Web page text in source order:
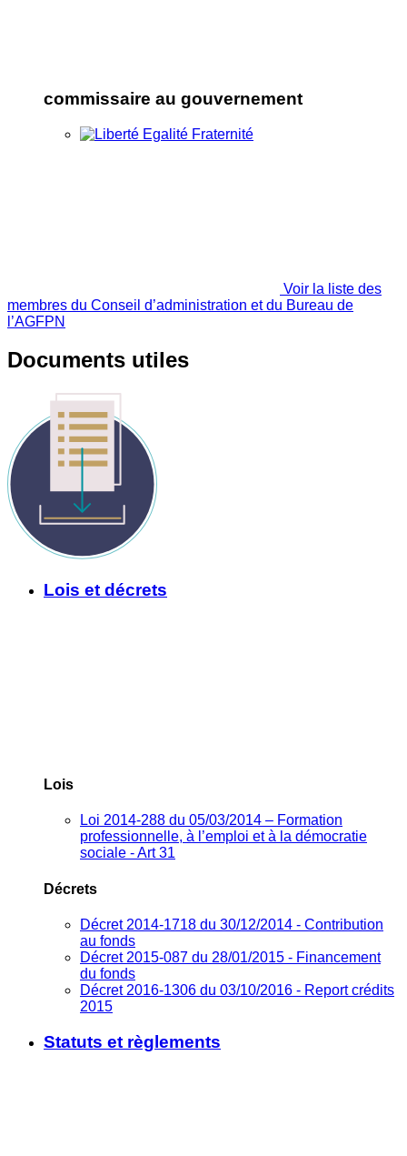
commissaire au gouvernement
Voir la liste des
membres du Conseil d’administration et du Bureau de
l’AGFPN
Documents utiles
Lois et décrets
Lois
Loi 2014-288 du 05/03/2014 – Formation
professionnelle, à l’emploi et à la démocratie
sociale - Art 31
Décrets
Décret 2014-1718 du 30/12/2014 - Contribution
au fonds
Décret 2015-087 du 28/01/2015 - Financement
du fonds
Décret 2016-1306 du 03/10/2016 - Report crédits
2015
Statuts et règlements